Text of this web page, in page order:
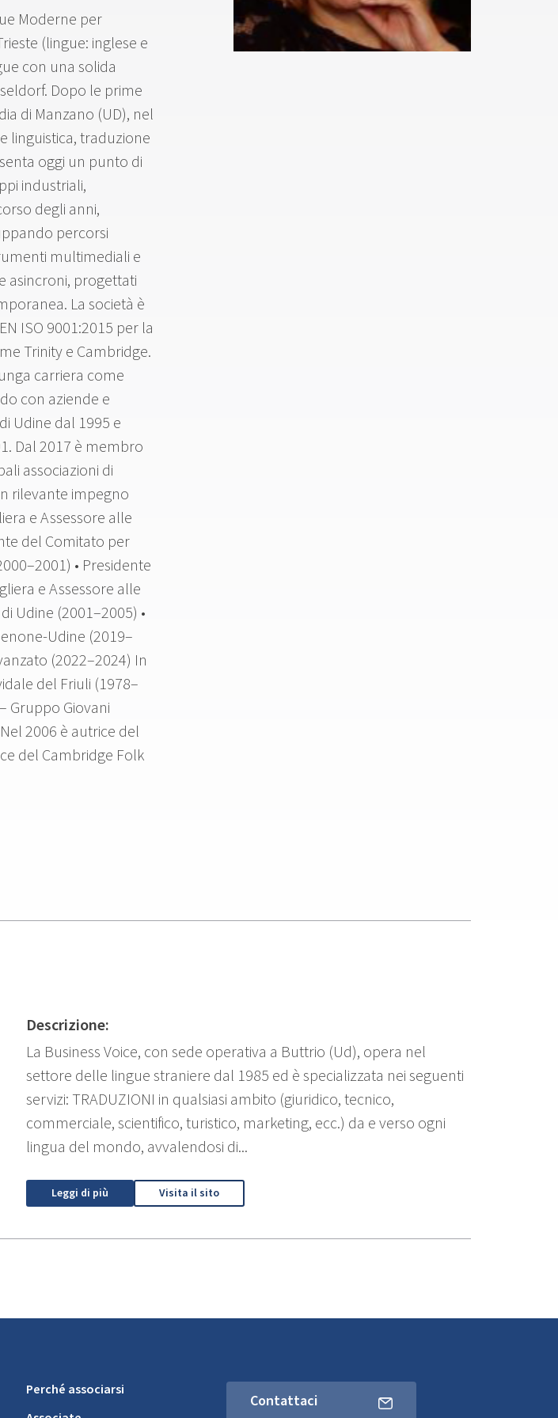
Moderne per
(lingue: inglese e
con una solida
Dopo le prime
di Manzano (UD), nel
linguistica, traduzione
oggi un punto di
industriali,
degli anni,
percorsi
multimediali e
asincroni, progettati
La società è
ISO 9001:2015 per la
Trinity e Cambridge.
carriera come
con aziende e
Udine dal 1995 e
Dal 2017 è membro
associazioni di
rilevante impegno
e Assessore alle
del Comitato per
• Presidente
e Assessore alle
Udine (2001–2005) •
Udine (2019–
(2022–2024) In
del Friuli (1978–
Gruppo Giovani
2006 è autrice del
del Cambridge Folk
Descrizione:
La Business Voice, con sede operativa a Buttrio (Ud), opera nel
settore delle lingue straniere dal 1985 ed è specializzata nei seguenti
servizi: TRADUZIONI in qualsiasi ambito (giuridico, tecnico,
commerciale, scientifico, turistico, marketing, ecc.) da e verso ogni
lingua del mondo, avvalendosi di...
Leggi di più Visita il sito
Perché associarsi
Contattaci